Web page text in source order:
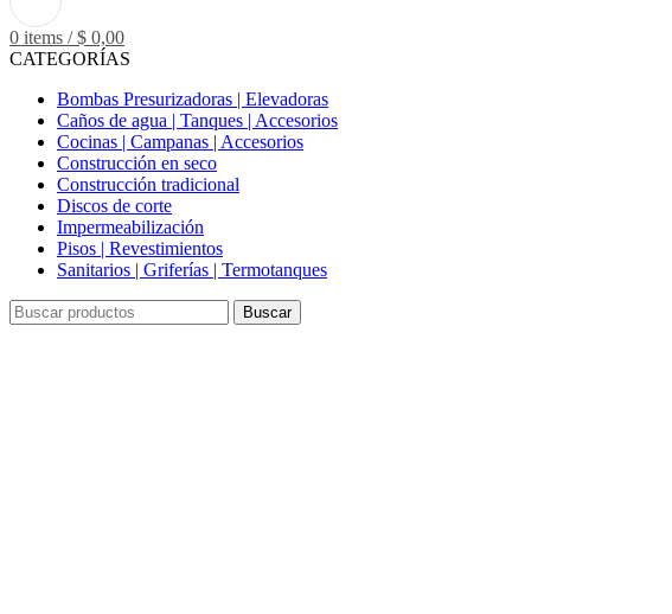
0 items / $ 0,00
CATEGORÍAS
Bombas Presurizadoras | Elevadoras
Caños de agua | Tanques | Accesorios
Cocinas | Campanas | Accesorios
Construcción en seco
Construcción tradicional
Discos de corte
Impermeabilización
Pisos | Revestimientos
Sanitarios | Griferías | Termotanques
Buscar